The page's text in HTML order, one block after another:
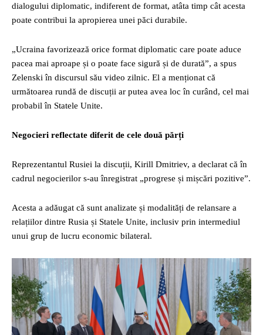
dialogului diplomatic, indiferent de format, atâta timp cât acesta
poate contribui la apropierea unei păci durabile.
„Ucraina favorizează orice format diplomatic care poate aduce
pacea mai aproape și o poate face sigură și de durată”, a spus
Zelenski în discursul său video zilnic. El a menționat că
următoarea rundă de discuții ar putea avea loc în curând, cel mai
probabil în Statele Unite.
Negocieri reflectate diferit de cele două părți
Reprezentantul Rusiei la discuții, Kirill Dmitriev, a declarat că în
cadrul negocierilor s-au înregistrat „progrese și mișcări pozitive”.
Acesta a adăugat că sunt analizate și modalități de relansare a
relațiilor dintre Rusia și Statele Unite, inclusiv prin intermediul
unui grup de lucru economic bilateral.